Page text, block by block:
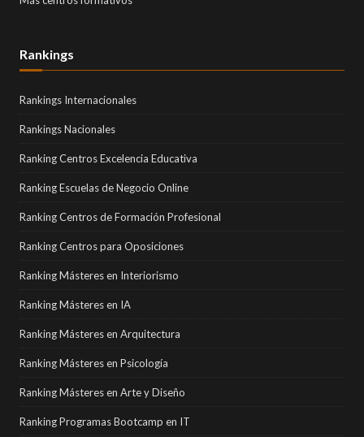
Rankings
Rankings Internacionales
Rankings Nacionales
Ranking Centros Excelencia Educativa
Ranking Escuelas de Negocio Online
Ranking Centros de Formación Profesional
Ranking Centros para Oposiciones
Ranking Másteres en Interiorismo
Ranking Másteres en IA
Ranking Másteres en Arquitectura
Ranking Másteres en Psicología
Ranking Másteres en Arte y Diseño
Ranking Programas Bootcamp en IT